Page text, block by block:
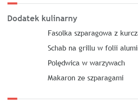
Dodatek kulinarny
Fasolka szparagowa z
Schab na grillu w folii
Polędwica w warzywach
Makaron ze szparagami